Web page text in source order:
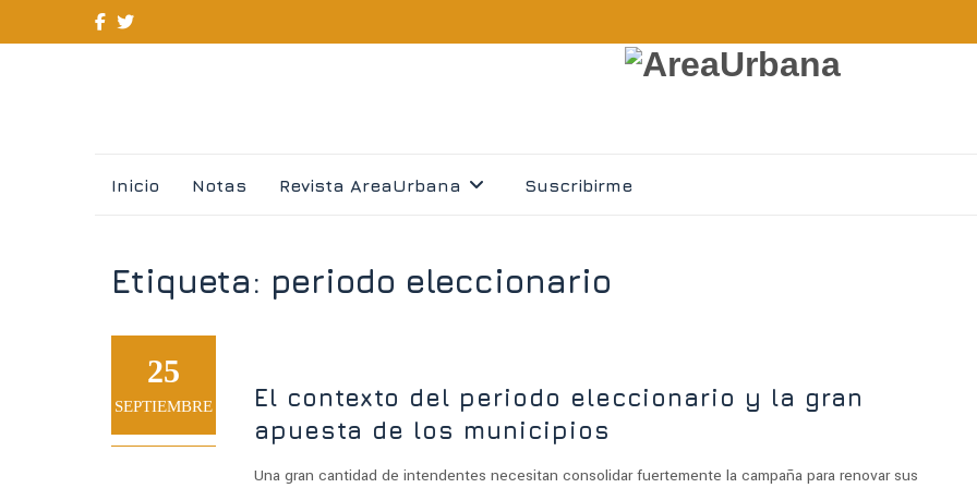
Inicio Notas Revista AreaUrbana Suscribirme
Etiqueta: periodo eleccionario
25
SEPTIEMBRE
El contexto del periodo eleccionario y la gran
apuesta de los municipios
Una gran cantidad de intendentes necesitan consolidar fuertemente la campaña para renovar sus